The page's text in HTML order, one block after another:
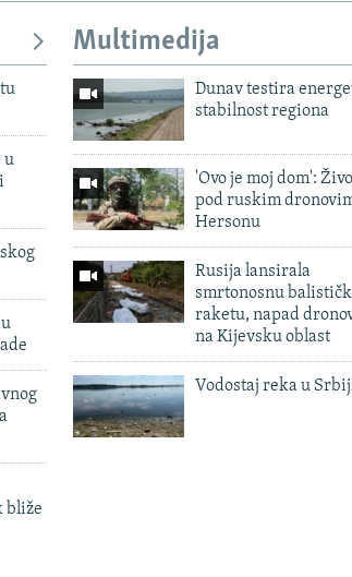
u
bliže
Multimedija
Dunav testira
stabilnost regiona
'Ovo je moj dom':
pod ruskim
Hersonu
Rusija lansirala
smrtonosnu
raketu, napad
na Kijevsku oblast
Vodostaj reka u